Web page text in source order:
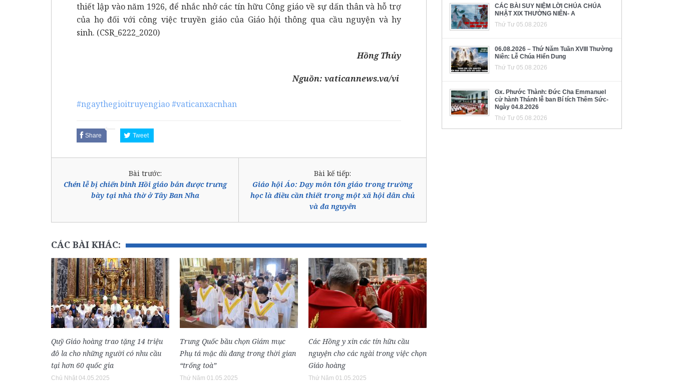
thiết lập vào năm 1926, để nhắc nhở các tín hữu Công giáo về sự dấn thân và hỗ trợ
của họ đối với công việc truyền giáo của Giáo hội thông qua cầu nguyện và hy
sinh. (CSR_6222_2020)
Hồng Thủy
Nguồn: vaticannews.va/vi
#ngaythegioitruyengiao#vaticanxacnhan
Share Tweet
Bài trước:
Chén lễ bị chiến binh Hồi giáo bắn được trưng
bày tại nhà thờ ở Tây Ban Nha
Bài kế tiếp:
Giáo hội Áo: Dạy môn tôn giáo trong trường
học là điều cần thiết trong một xã hội dân chủ
và đa nguyên
CÁC BÀI KHÁC:
Quỹ Giáo hoàng trao tặng 14 triệu
đô la cho những người có nhu cầu
tại hơn 60 quốc gia
Chủ Nhật 04.05.2025
Trung Quốc bầu chọn Giám mục
Phụ tá mặc dù đang trong thời gian
“trống toà”
Thứ Năm 01.05.2025
Các Hồng y xin các tín hữu cầu
nguyện cho các ngài trong việc chọn
Giáo hoàng
Thứ Năm 01.05.2025
CÁC BÀI SUY NIỆM LỜI CHÚA CHÚA
NHẬT XIX THƯỜNG NIÊN- A
Thứ Tư 05.08.2026
06.08.2026 – Thứ Năm Tuần XVIII Thường
Niên: Lễ Chúa Hiển Dung
Thứ Tư 05.08.2026
Gx. Phước Thành: Đức Cha Emmanuel
cử hành Thánh lễ ban Bí tích Thêm Sức-
Ngày 04.8.2026
Thứ Tư 05.08.2026